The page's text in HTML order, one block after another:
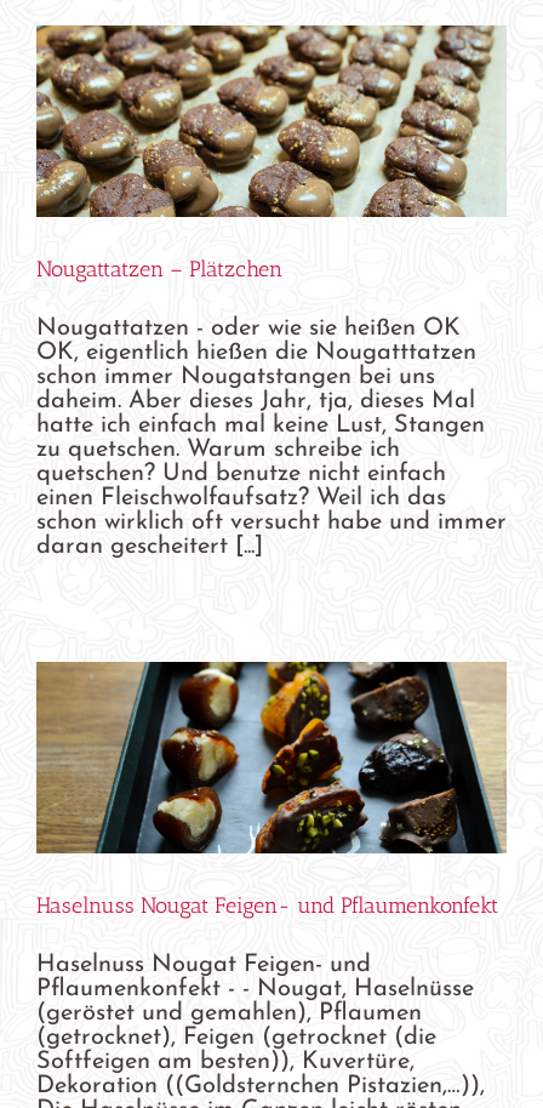
Nougattatzen – Plätzchen
Nougattatzen - oder wie sie heißen OK
OK, eigentlich hießen die Nougatttatzen
schon immer Nougatstangen bei uns
daheim. Aber dieses Jahr, tja, dieses Mal
hatte ich einfach mal keine Lust, Stangen
zu quetschen. Warum schreibe ich
quetschen? Und benutze nicht einfach
einen Fleischwolfaufsatz? Weil ich das
schon wirklich oft versucht habe und immer
daran gescheitert [...]
Haselnuss Nougat Feigen- und Pflaumenkonfekt
Haselnuss Nougat Feigen- und
Pflaumenkonfekt - - Nougat, Haselnüsse
(geröstet und gemahlen), Pflaumen
(getrocknet), Feigen (getrocknet (die
Softfeigen am besten)), Kuvertüre,
Dekoration ((Goldsternchen Pistazien,…)),